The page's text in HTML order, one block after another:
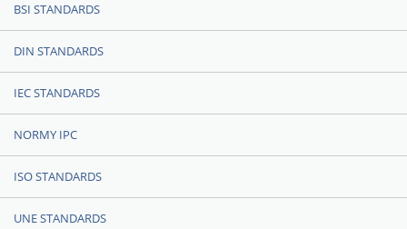
BSI STANDARDS
DIN STANDARDS
IEC STANDARDS
NORMY IPC
ISO STANDARDS
UNE STANDARDS